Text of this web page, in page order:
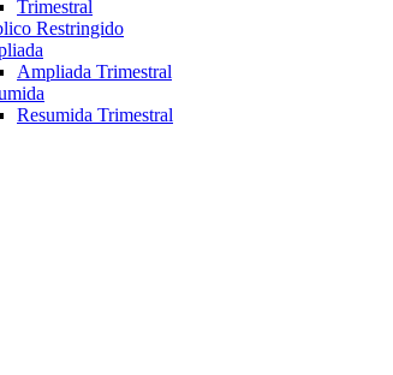
Trimestral
Restringido
Ampliada Trimestral
Resumida Trimestral